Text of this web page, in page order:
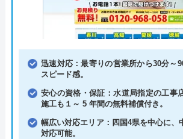
迅速対応：最寄りの営業所から30分～
スピード感。
安心の資格・保証：水道局指定の工事
施工も１～ 5 年間の無料補償付き。
幅広い対応エリア：四国4県を中心に、
対応可能。